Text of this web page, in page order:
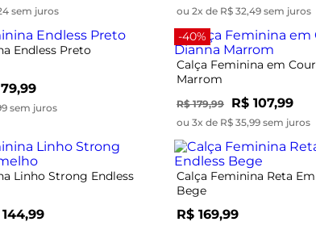
sem juros ou 2x de R$ 32,49 sem juros
Endless Preto
sem juros
-40%
Calça Feminina em
Marrom
R$ 179,99 R$ 107,99
ou 3x de R$ 35,99 sem juros
Linho Strong Endless
Calça Feminina Reta
Bege
R$ 169,99